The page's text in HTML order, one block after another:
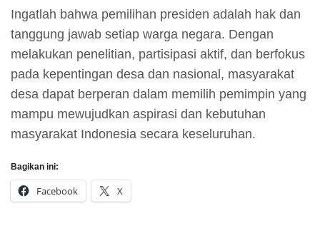
Ingatlah bahwa pemilihan presiden adalah hak dan
tanggung jawab setiap warga negara. Dengan
melakukan penelitian, partisipasi aktif, dan berfokus
pada kepentingan desa dan nasional, masyarakat
desa dapat berperan dalam memilih pemimpin yang
mampu mewujudkan aspirasi dan kebutuhan
masyarakat Indonesia secara keseluruhan.
Bagikan ini:
Facebook X